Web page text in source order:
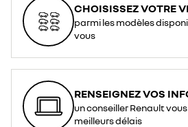
CHOISISSEZ VOTRE
parmi les modèles
vous
RENSEIGNEZ VOS
un conseiller Renault
meilleurs délais